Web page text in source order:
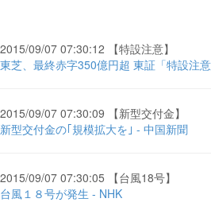
2015/09/07 07:30:12 【特設注意】
東芝、最終赤字350億円超 東証「特設注
2015/09/07 07:30:09 【新型交付金】
新型交付金の｢規模拡大を｣ - 中国新聞
2015/09/07 07:30:05 【台風18号】
台風１８号が発生 - NHK